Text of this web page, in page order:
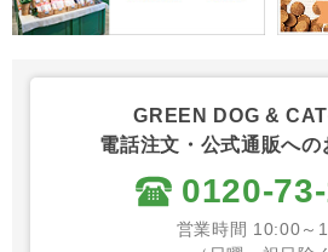
GREEN DOG &
電話注文・公式通販への
0120-
営業時間 10:00～